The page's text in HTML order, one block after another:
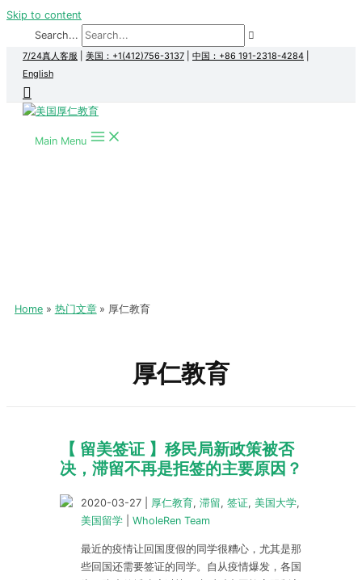
Skip to content
Search...
7/24真人客服 美国：+1(412)756-3137 中国：+86 191-2318-4284
English
Main Menu
Home 热门文章 厚仁教育
厚仁教育
【 留美签证 】移民局新政策被否
决，滞留不再是拒签的主要原因？
2020-03-27 厚仁教育, 滞留, 签证, 美国大学,
美国留学
WholeRen Team
最近的疫情让回国度假的同学很糟心，尤其是那
些回国还需要签证的同学。自从疫情爆发，各国